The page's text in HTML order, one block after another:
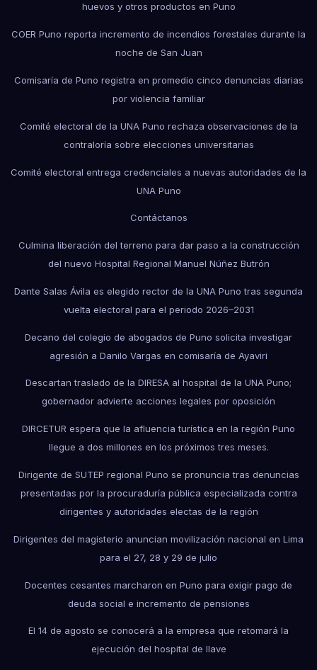
huevos y otros productos en Puno
COER Puno reporta incremento de incendios forestales durante la
noche de San Juan
Comisaría de Puno registra en promedio cinco denuncias diarias
por violencia familiar
Comité electoral de la UNA Puno rechaza observaciones de la
contraloría sobre elecciones universitarias
Comité electoral entrega credenciales a nuevas autoridades de la
UNA Puno
Contáctanos
Culmina liberación del terreno para dar paso a la construcción
del nuevo Hospital Regional Manuel Núñez Butrón
Dante Salas Ávila es elegido rector de la UNA Puno tras segunda
vuelta electoral para el periodo 2026–2031
Decano del colegio de abogados de Puno solicita investigar
agresión a Danilo Vargas en comisaría de Ayaviri
Descartan traslado de la DIRESA al hospital de la UNA Puno;
gobernador advierte acciones legales por oposición
DIRCETUR espera que la afluencia turística en la región Puno
llegue a dos millones en los próximos tres meses.
Dirigente de SUTEP regional Puno se pronuncia tras denuncias
presentadas por la procuraduría pública especializada contra
dirigentes y autoridades electas de la región
Dirigentes del magisterio anuncian movilización nacional en Lima
para el 27, 28 y 29 de julio
Docentes cesantes marcharon en Puno para exigir pago de
deuda social e incremento de pensiones
El 14 de agosto se conocerá a la empresa que retomará la
ejecución del hospital de Ilave